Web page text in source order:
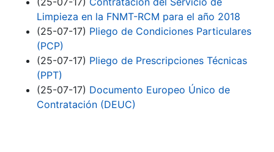
Limpieza en la FNMT-RCM para el año 2018
(25-07-17) Pliego de Condiciones Particulares
(PCP)
(25-07-17) Pliego de Prescripciones Técnicas
(PPT)
(25-07-17) Documento Europeo Único de
Contratación (DEUC)